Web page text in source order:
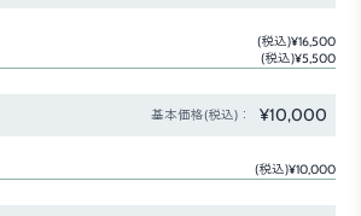
(税込)¥16,500
(税込)¥5,500
基本価格(税込)： ¥10,000
(税込)¥10,000